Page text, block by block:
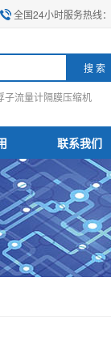
全国24小时服务热线：
子流量计隔膜压缩机
联系我们